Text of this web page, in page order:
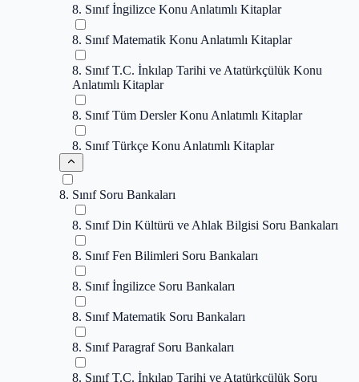
8. Sınıf İngilizce Konu Anlatımlı Kitaplar
8. Sınıf Matematik Konu Anlatımlı Kitaplar
8. Sınıf T.C. İnkılap Tarihi ve Atatürkçülük Konu
Anlatımlı Kitaplar
8. Sınıf Tüm Dersler Konu Anlatımlı Kitaplar
8. Sınıf Türkçe Konu Anlatımlı Kitaplar
8. Sınıf Soru Bankaları
8. Sınıf Din Kültürü ve Ahlak Bilgisi Soru Bankaları
8. Sınıf Fen Bilimleri Soru Bankaları
8. Sınıf İngilizce Soru Bankaları
8. Sınıf Matematik Soru Bankaları
8. Sınıf Paragraf Soru Bankaları
8. Sınıf T.C. İnkılap Tarihi ve Atatürkçülük Soru